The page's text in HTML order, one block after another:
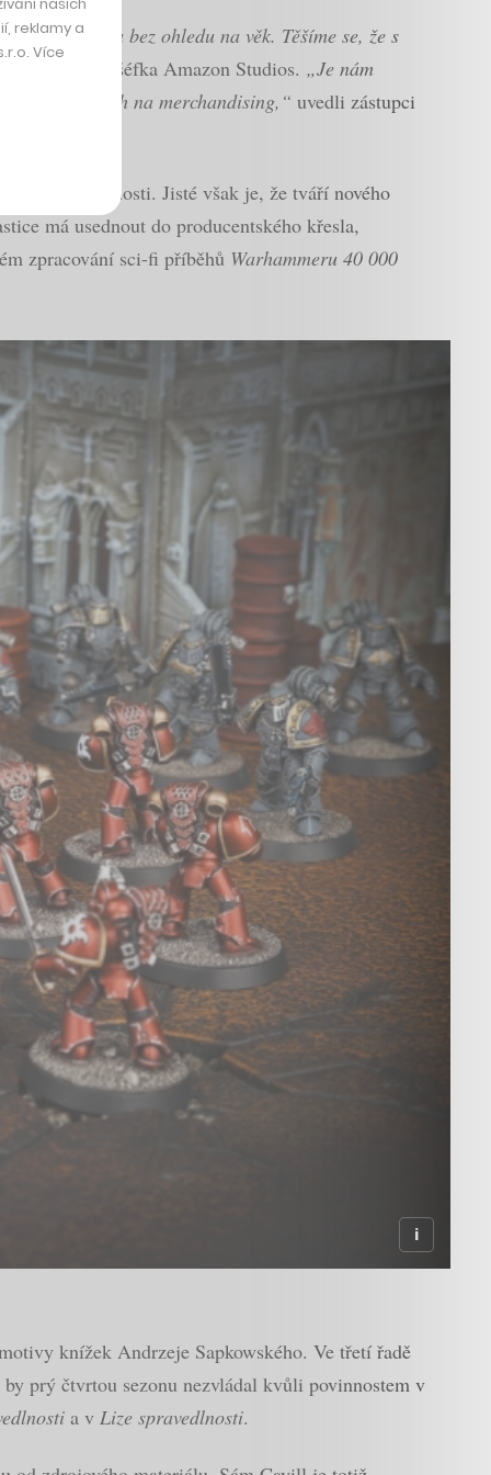
světě a bez ohledu na věk. Těšíme se, že s
Salkeová, šéfka Amazon Studios. „Je nám
právech na merchandising,“ uvedli zástupci
v tajnosti. Jisté však je, že tváří nového
má usednout do producentského křesla,
zpracování sci-fi příběhů Warhammeru 40 000
knížek Andrzeje Sapkowského. Ve třetí řadě
prý čtvrtou sezonu nezvládal kvůli povinnostem v
a v Lize spravedlnosti.
reklamy a
Více